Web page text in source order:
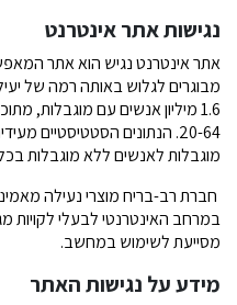
נגישות אתר אינטרנט
אתר אינטרנט נגיש הוא אתר
מבוגרים לגלוש באותה רמה של
20-64. הנתונים הסטטיסטיים
מוגבלות לאנשים ללא מוגבלות
חברת רב-בריח מוצרי נעילה
במרחב האינטרנטי לבעלי לקויות
מסייעת לשימוש במחשב.
מידע על נגישות האתר